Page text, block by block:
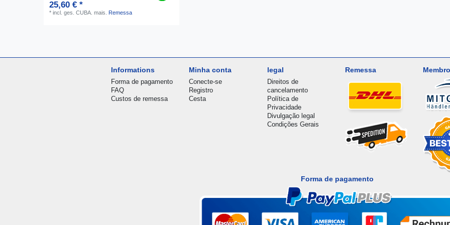
25,60 € *
*incl. ges. CUBA. mais. Remessa
Informations
Forma de pagamento
FAQ
Custos de remessa
Minha conta
Conecte-se
Registro
Cesta
legal
Direitos de
cancelamento
Política de
Privacidade
Divulgação legal
Condições Gerais
Remessa
Forma de pagamento